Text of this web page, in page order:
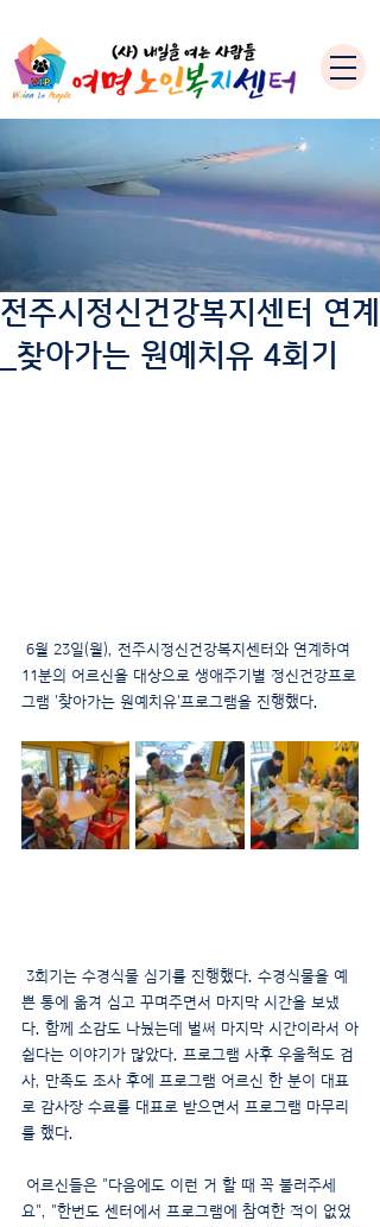
전주시정신건강복지센터 연계
_찾아가는 원예치유 4회기
11분의 어르신을 대상으로 생애주기별 정신건강프로
그램 '찾아가는 원예치유'프로그램을 진행했다.
3회기는 수경식물 심기를 진행했다. 수경식물을 예
쁜 통에 옮겨 심고 꾸며주면서 마지막 시간을 보냈
다. 함께 소감도 나눴는데 벌써 마지막 시간이라서 아
쉽다는 이야기가 많았다. 프로그램 사후 우울척도 검
사, 만족도 조사 후에 프로그램 어르신 한 분이 대표
로 감사장 수료를 대표로 받으면서 프로그램 마무리
를 했다.
요", "한번도 센터에서 프로그램에 참여한 적이 없었